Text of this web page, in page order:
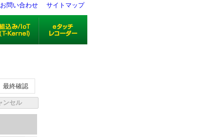
最終確認
お問い合わせ サイトマップ